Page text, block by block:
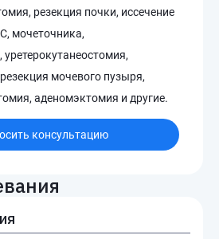
резекция почки, иссечение
мочеточника,
мочевого пузыря,
аденомэктомия и другие.
консультацию